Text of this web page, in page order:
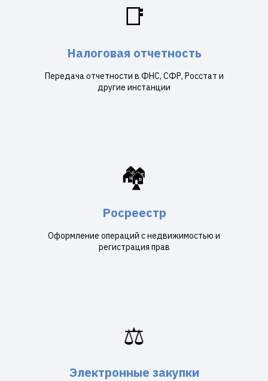
📑
Налоговая отчетность
Передача отчетности в ФНС, СФР, Росстат и
другие инстанции
🏘️
Росреестр
Оформление операций с недвижимостью и
регистрация прав
⚖️
Электронные закупки